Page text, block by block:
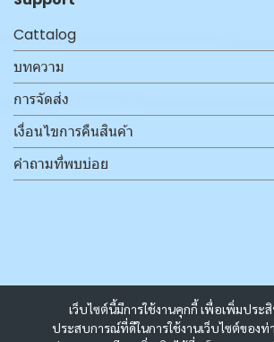
เว็บไซต์นี้มีการใช้งานคุกกี้ เพื่อเพิ่มประ
ประสบการณ์ที่ดีในการใช้งานเว็บไซต์ของท่
Cattalog
บทความ
การจัดส่ง
เงื่อนไขการคืนสินค้า
คำถามที่พบบ่อย